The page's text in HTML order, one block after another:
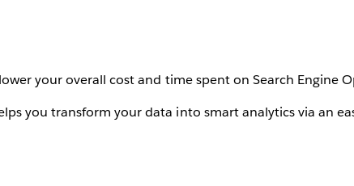
your overall cost and time spent on Search Engine
you transform your data into smart analytics via an